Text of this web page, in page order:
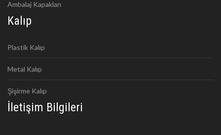
Ambalaj Kapakları
Kalıp
Plastik Kalıp
Metal Kalıp
Şişirme Kalıp
İletişim Bilgileri